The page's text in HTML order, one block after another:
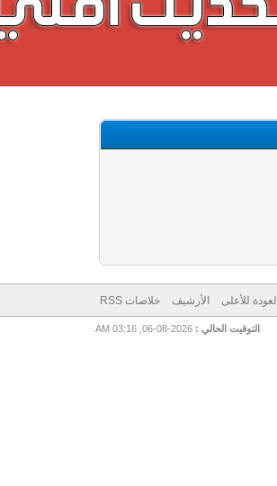
العودة للأعلى الأرشيف خلاصات RSS
التوقيت الحالي : 2026-08-06, 03:16 AM